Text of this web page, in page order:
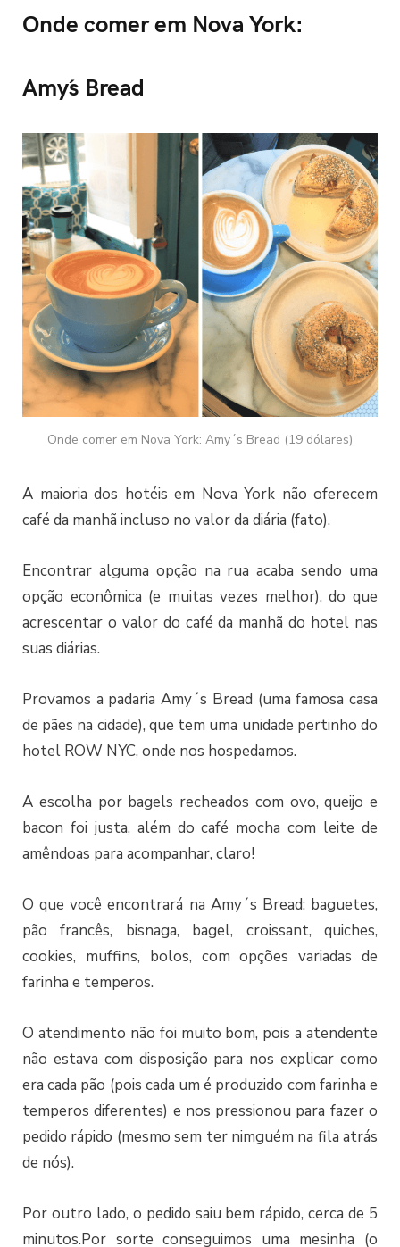
Onde comer em Nova York:
Amy´s Bread
Onde comer em Nova York: Amy´s Bread (19 dólares)
A maioria dos hotéis em Nova York não oferecem
café da manhã incluso no valor da diária (fato).
Encontrar alguma opção na rua acaba sendo uma
opção econômica (e muitas vezes melhor), do que
acrescentar o valor do café da manhã do hotel nas
suas diárias.
Provamos a padaria Amy´s Bread (uma famosa casa
de pães na cidade), que tem uma unidade pertinho do
hotel ROW NYC, onde nos hospedamos.
A escolha por bagels recheados com ovo, queijo e
bacon foi justa, além do café mocha com leite de
amêndoas para acompanhar, claro!
O que você encontrará na Amy´s Bread: baguetes,
pão francês, bisnaga, bagel, croissant, quiches,
cookies, muffins, bolos, com opções variadas de
farinha e temperos.
O atendimento não foi muito bom, pois a atendente
não estava com disposição para nos explicar como
era cada pão (pois cada um é produzido com farinha e
temperos diferentes) e nos pressionou para fazer o
pedido rápido (mesmo sem ter nimguém na fila atrás
de nós).
Por outro lado, o pedido saiu bem rápido, cerca de 5
minutos.Por sorte conseguimos uma mesinha (o